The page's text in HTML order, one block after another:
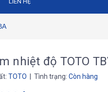
nhiệt độ TOTO
TOTO | Tình trạng: Còn hàng